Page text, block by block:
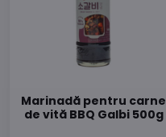
Marinadă pentru carne
de vită BBQ Galbi 500g